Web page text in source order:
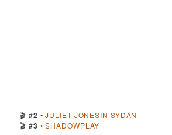
🎬 #2 •JULIET JONESIN SYDÄN
🎬 #3 •SHADOWPLAY